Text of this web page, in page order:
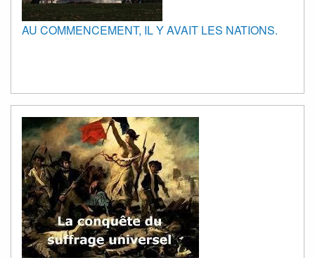
AU COMMENCEMENT, IL Y AVAIT LES NATIONS.